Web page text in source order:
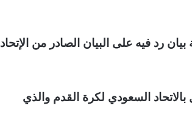
رد فيه على البيان الصادر من الإتحاد
السعودي لكرة القدم والذي